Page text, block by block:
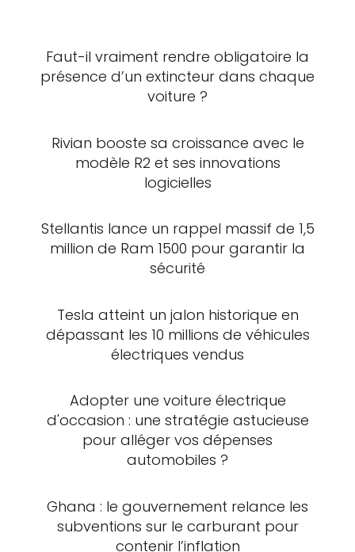
Faut-il vraiment rendre obligatoire la
présence d’un extincteur dans chaque
voiture ?
Rivian booste sa croissance avec le
modèle R2 et ses innovations
logicielles
Stellantis lance un rappel massif de 1,5
million de Ram 1500 pour garantir la
sécurité
Tesla atteint un jalon historique en
dépassant les 10 millions de véhicules
électriques vendus
Adopter une voiture électrique
d'occasion : une stratégie astucieuse
pour alléger vos dépenses
automobiles ?
Ghana : le gouvernement relance les
subventions sur le carburant pour
contenir l’inflation